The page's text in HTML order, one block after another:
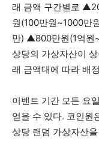
래 금액 구간별로
원(100만원~1000만
만) ▲800만원(1억원
상당의 가상자산이
래 금액대에 따라 배
이벤트 기간 모든 요
얻을 수 있다. 코인원
상당 랜덤 가상자산